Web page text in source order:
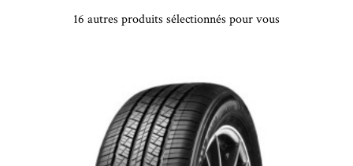
16 autres produits sélectionnés pour vous